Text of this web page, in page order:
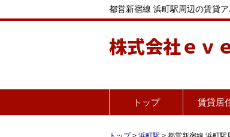
都営新宿線 浜町駅周辺の賃貸
株式会社ｅｖ
トップ 賃貸居